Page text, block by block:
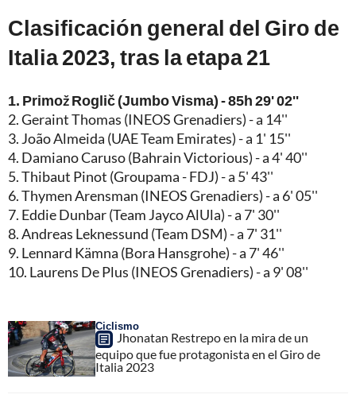
Clasificación general del Giro de
Italia 2023, tras la etapa 21
1. Primož Roglič (Jumbo Visma) - 85h 29' 02''
2. Geraint Thomas (INEOS Grenadiers) - a 14''
3. João Almeida (UAE Team Emirates) - a 1' 15''
4. Damiano Caruso (Bahrain Victorious) - a 4' 40''
5. Thibaut Pinot (Groupama - FDJ) - a 5' 43''
6. Thymen Arensman (INEOS Grenadiers) - a 6' 05''
7. Eddie Dunbar (Team Jayco AlUla) - a 7' 30''
8. Andreas Leknessund (Team DSM) - a 7' 31''
9. Lennard Kämna (Bora Hansgrohe) - a 7' 46''
10. Laurens De Plus (INEOS Grenadiers) - a 9' 08''
Ciclismo
Jhonatan Restrepo en la mira de un
equipo que fue protagonista en el Giro de
Italia 2023